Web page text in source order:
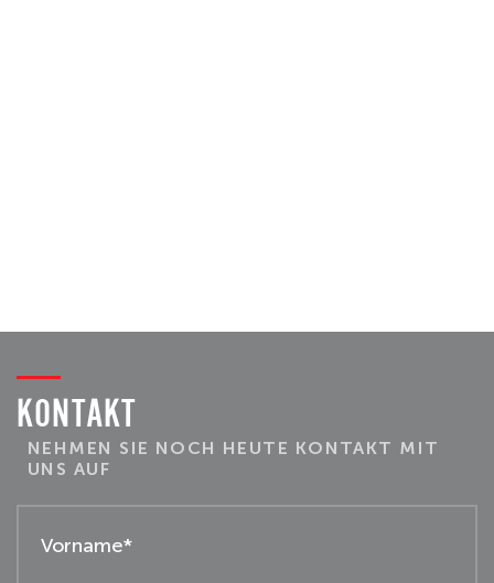
KONTAKT
NEHMEN SIE NOCH HEUTE KONTAKT MIT
UNS AUF